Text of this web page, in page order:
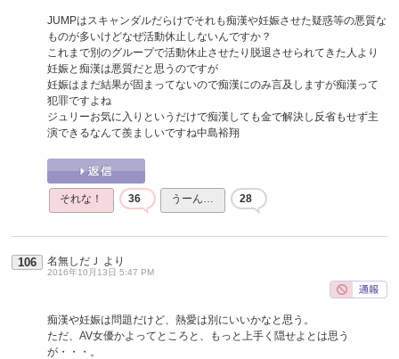
JUMPはスキャンダルだらけでそれも痴漢や妊娠させた疑惑等の悪質な
ものが多いけどなぜ活動休止しないんですか？
これまで別のグループで活動休止させたり脱退させられてきた人より
妊娠と痴漢は悪質だと思うのですが
妊娠はまだ結果が固まってないので痴漢にのみ言及しますが痴漢って
犯罪ですよね
ジュリーお気に入りというだけで痴漢しても金で解決し反省もせず主
演できるなんて羨ましいですね中島裕翔
それな！ 36 うーん… 28
106 名無しだＪ より
2016年10月13日 5:47 PM
痴漢や妊娠は問題だけど、熱愛は別にいいかなと思う。
ただ、AV女優かよってところと、もっと上手く隠せよとは思う
が・・・。